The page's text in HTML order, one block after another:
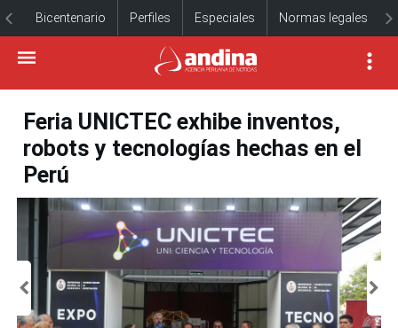
Bicentenario Perfiles Especiales Normas legales
Feria UNICTEC exhibe inventos,
robots y tecnologías hechas en el
Perú